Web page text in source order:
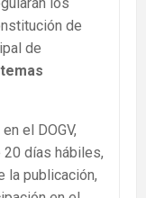
de
de
el DOGV,
días hábiles,
la publicación,